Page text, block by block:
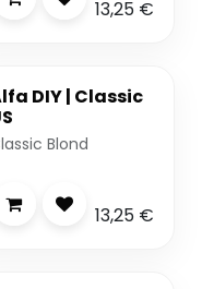
13,25€
DIY | Classic
Blond
13,25€